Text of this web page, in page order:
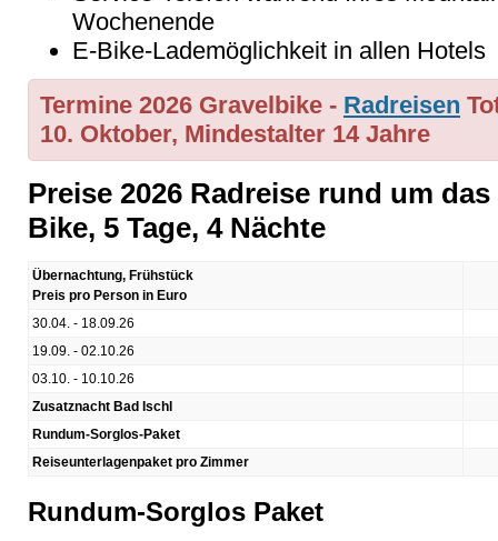
Wochenende
E-Bike-Lademöglichkeit in allen Hotels
Termine 2026 Gravelbike - Radreisen
10. Oktober, Mindestalter 14 Jahre
Preise 2026 Radreise rund um
Bike, 5 Tage, 4 Nächte
Übernachtung, Frühstück
Preis pro Person in Euro
30.04. - 18.09.26
19.09. - 02.10.26
03.10. - 10.10.26
Zusatznacht Bad Ischl
Rundum-Sorglos-Paket
Reiseunterlagenpaket pro Zimmer
Rundum-Sorglos Paket